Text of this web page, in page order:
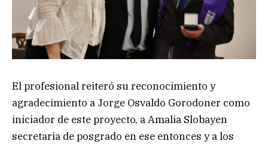
El profesional reiteró su reconocimiento y
agradecimiento a Jorge Osvaldo Gorodoner como
iniciador de este proyecto, a Amalia Slobayen
secretaria de posgrado en ese entonces y a los